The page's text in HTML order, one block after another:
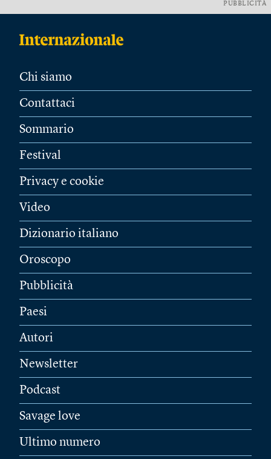
PUBBLICITÀ
Chi siamo
Contattaci
Sommario
Festival
Privacy e cookie
Video
Dizionario italiano
Oroscopo
Pubblicità
Paesi
Autori
Newsletter
Podcast
Savage love
Ultimo numero